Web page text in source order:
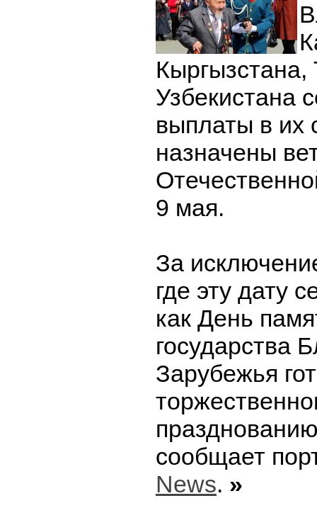
Кыргызстана,
Узбекистана
выплаты в их
назначены
9 мая.
За
где эту дату
как День
государства
Зарубежья
сообщает
News. »